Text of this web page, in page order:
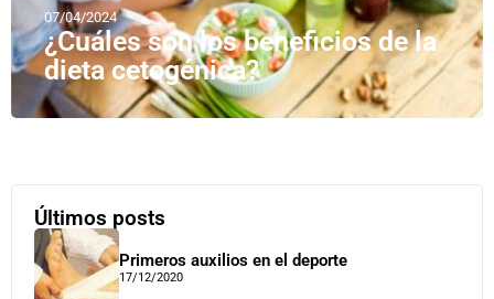
07/04/2024
¿Cuáles son los beneficios de la
dieta cetogénica?
Últimos posts
Primeros auxilios en el deporte
17/12/2020